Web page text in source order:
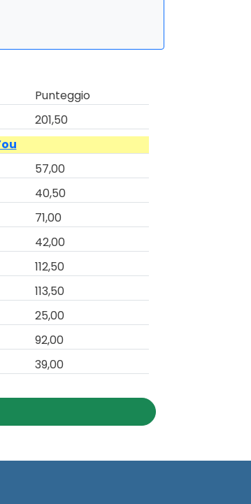
Punteggio
201,50
57,00
40,50
71,00
42,00
112,50
113,50
25,00
92,00
39,00